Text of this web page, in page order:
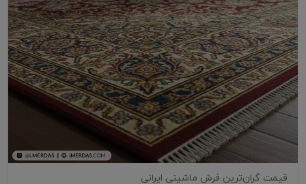
قیمت گران‌ترین فرش ماشینی ایرانی